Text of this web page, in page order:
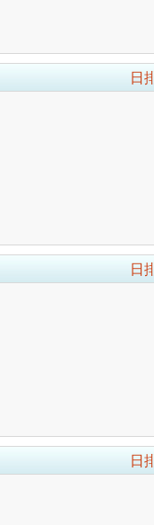
日
日
日